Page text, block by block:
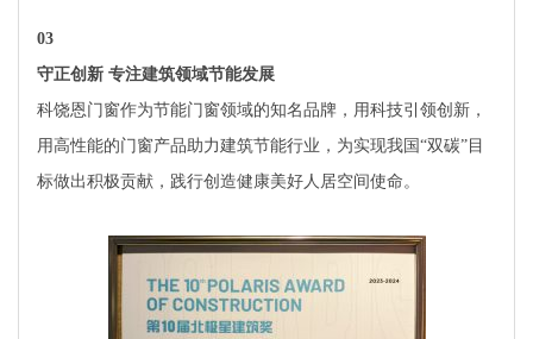
03
守正创新 专注建筑领域节能发展
科饶恩门窗作为节能门窗领域的知名品牌，用科技引领创新，
用高性能的门窗产品助力建筑节能行业，为实现我国“双碳”目
标做出积极贡献，践行创造健康美好人居空间使命。